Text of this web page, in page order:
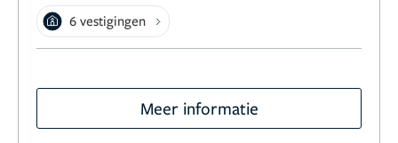
6 vestigingen
Meer informatie